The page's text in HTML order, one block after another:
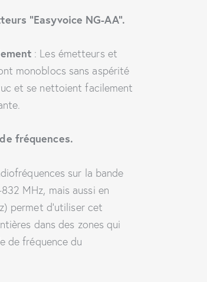
“Easyvoice NG-AA”.
: Les émetteurs et
monoblocs sans aspérité
et se nettoient facilement
fréquences.
sur la bande
MHz, mais aussi en
permet d’utiliser cet
dans des zones qui
de fréquence du